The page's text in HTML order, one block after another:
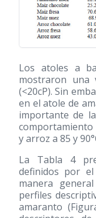
Los atoles a
mostraron una
(<20cP). Sin
en el atole de
importante de
y arroz a 85 y
La Tabla 4
definidos por
manera
perfiles
amaranto